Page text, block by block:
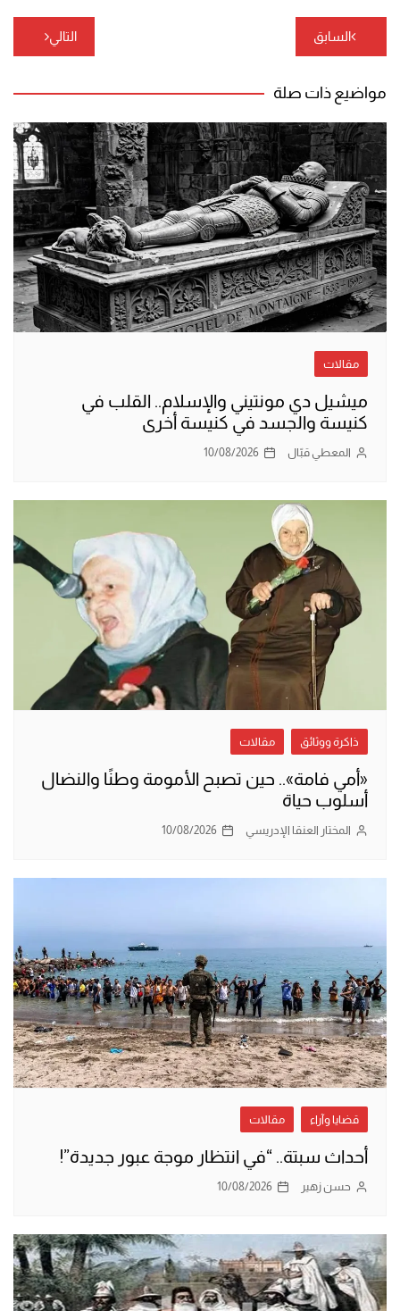
تصفّح
المقالات
السابق التالي
مواضيع ذات صلة
مقالات
ميشيل دي مونتيني والإسلام.. القلب في
كنيسة والجسد في كنيسة أخرى
المعطي قبّال 10/08/2026
ذاكرة ووثائق مقالات
«أمي فامة».. حين تصبح الأمومة وطنًا والنضال
أسلوب حياة
المختار العنقا الإدريسي 10/08/2026
قضايا وآراء مقالات
أحداث سبتة.. “في انتظار موجة عبور جديدة”!
حسن زهير 10/08/2026